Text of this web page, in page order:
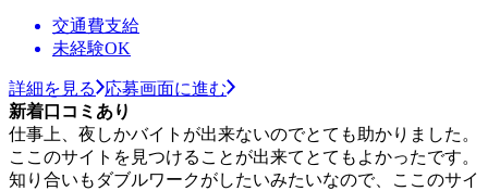
交通費支給
未経験OK
詳細を見る
応募画面に進む
新着口コミあり
仕事上、夜しかバイトが出来ないのでとても助かりました。
ここのサイトを見つけることが出来てとてもよかったです。
知り合いもダブルワークがしたいみたいなので、ここのサイ